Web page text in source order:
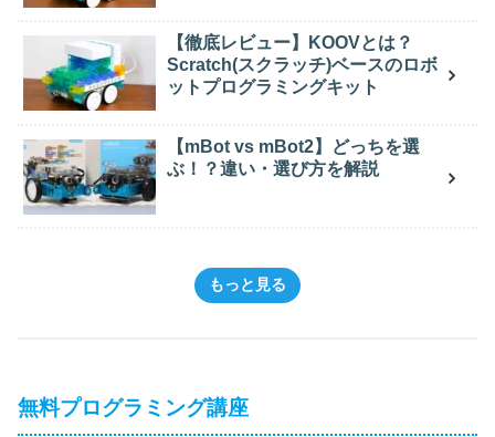
【徹底レビュー】KOOVとは？
Scratch(スクラッチ)ベースのロボ
ットプログラミングキット
【mBot vs mBot2】どっちを選
ぶ！？違い・選び方を解説
もっと見る
無料プログラミング講座